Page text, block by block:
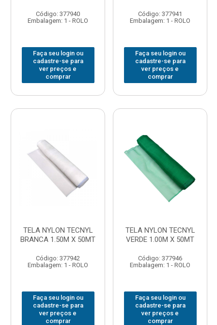
Código: 377940
Embalagem: 1 - ROLO
Faça seu login ou
cadastre-se para
ver preços e
comprar
Código: 377941
Embalagem: 1 - ROLO
Faça seu login ou
cadastre-se para
ver preços e
comprar
TELA NYLON TECNYL
BRANCA 1.50M X 50MT
Código: 377942
Embalagem: 1 - ROLO
Faça seu login ou
cadastre-se para
ver preços e
comprar
TELA NYLON TECNYL
VERDE 1.00M X 50MT
Código: 377946
Embalagem: 1 - ROLO
Faça seu login ou
cadastre-se para
ver preços e
comprar